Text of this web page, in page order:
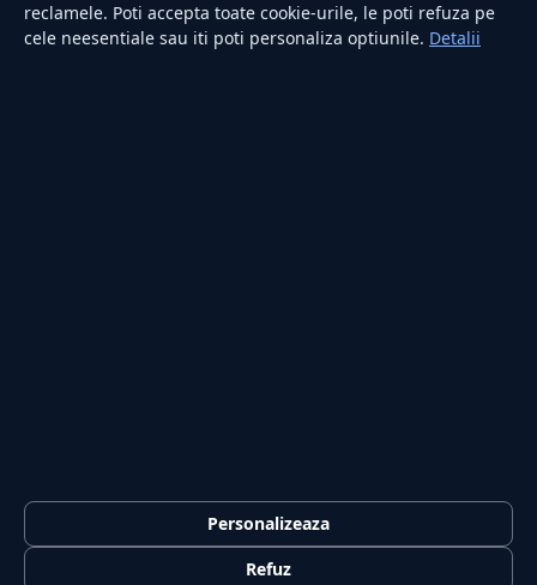
RUBRICI
Confidențialitate
reclamele. Poti accepta toate cookie-urile, le poti refuza pe
cele neesentiale sau iti poti personaliza optiunile. Detalii
Personalizeaza
Refuz